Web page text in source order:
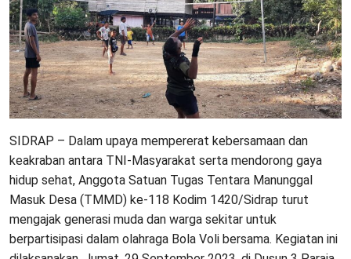
SIDRAP – Dalam upaya mempererat kebersamaan dan
keakraban antara TNI-Masyarakat serta mendorong gaya
hidup sehat, Anggota Satuan Tugas Tentara Manunggal
Masuk Desa (TMMD) ke-118 Kodim 1420/Sidrap turut
mengajak generasi muda dan warga sekitar untuk
berpartisipasi dalam olahraga Bola Voli bersama. Kegiatan ini